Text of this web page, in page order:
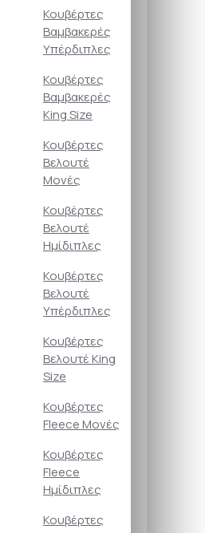
Κουβέρτες
Βαμβακερές
Υπέρδιπλες
Κουβέρτες
Βαμβακερές
King Size
Κουβέρτες
Βελουτέ
Μονές
Κουβέρτες
Βελουτέ
Ημίδιπλες
Κουβέρτες
Βελουτέ
Υπέρδιπλες
Κουβέρτες
Βελουτέ King
Size
Κουβέρτες
Fleece Μονές
Κουβέρτες
Fleece
Ημίδιπλες
Κουβέρτες